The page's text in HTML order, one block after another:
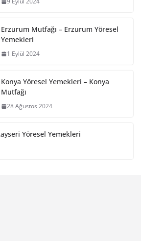
Erzurum Mutfağı – Erzurum Yöresel
Yemekleri
1 Eylül 2024
Konya Yöresel Yemekleri – Konya
Mutfağı
28 Ağustos 2024
Yöresel Yemekleri